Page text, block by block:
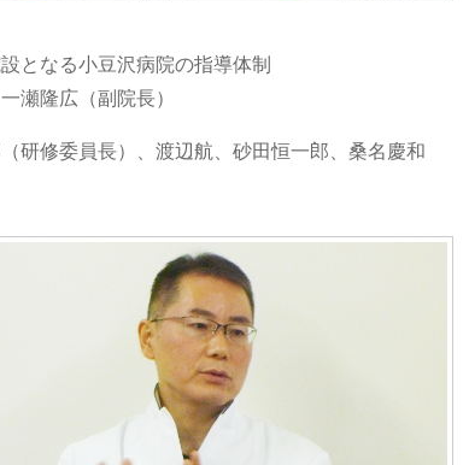
となる小豆沢病院の指導体制
瀬隆広（副院長）
研修委員長）、渡辺航、砂田恒一郎、桑名慶和